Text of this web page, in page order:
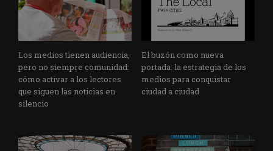
Los medios tienen audiencia,
pero no siempre comunidad:
cómo activar a los lectores
que siguen las noticias en
silencio
El buzón como nueva
portada: la estrategia de los
medios para conquistar
ciudad a ciudad